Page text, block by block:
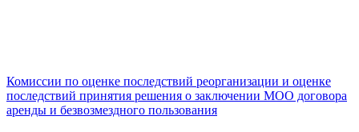
Комиссии по оценке последствий реорганизации и оценке
последствий принятия решения о заключении МОО договора
аренды и безвозмездного пользования